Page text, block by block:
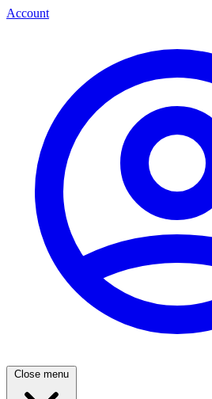
Account
Close menu